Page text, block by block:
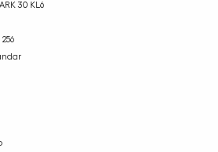
30 KL6
256